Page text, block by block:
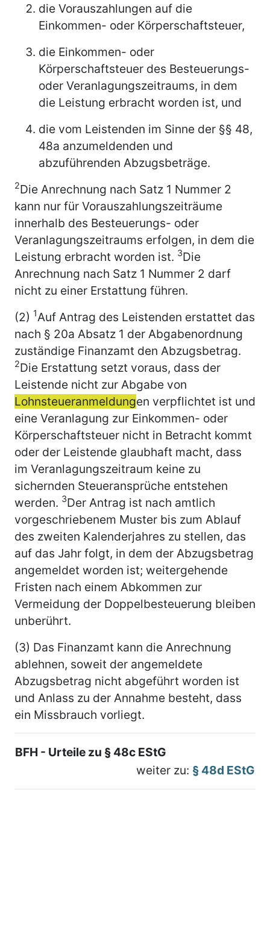
die Vorauszahlungen auf die
Einkommen- oder Körperschaftsteuer,
die Einkommen- oder
Körperschaftsteuer des Besteuerungs-
oder Veranlagungszeitraums, in dem
die Leistung erbracht worden ist, und
die vom Leistenden im Sinne der §§ 48,
48a anzumeldenden und
abzuführenden Abzugsbeträge.
2Die Anrechnung nach Satz 1 Nummer 2
kann nur für Vorauszahlungszeiträume
innerhalb des Besteuerungs- oder
Veranlagungszeitraums erfolgen, in dem die
Leistung erbracht worden ist. 3Die
Anrechnung nach Satz 1 Nummer 2 darf
nicht zu einer Erstattung führen.
(2) 1Auf Antrag des Leistenden erstattet das
nach § 20a Absatz 1 der Abgabenordnung
zuständige Finanzamt den Abzugsbetrag.
2Die Erstattung setzt voraus, dass der
Leistende nicht zur Abgabe von
Lohnsteueranmeldungen verpflichtet ist und
eine Veranlagung zur Einkommen- oder
Körperschaftsteuer nicht in Betracht kommt
oder der Leistende glaubhaft macht, dass
im Veranlagungszeitraum keine zu
sichernden Steueransprüche entstehen
werden. 3Der Antrag ist nach amtlich
vorgeschriebenem Muster bis zum Ablauf
des zweiten Kalenderjahres zu stellen, das
auf das Jahr folgt, in dem der Abzugsbetrag
angemeldet worden ist; weitergehende
Fristen nach einem Abkommen zur
Vermeidung der Doppelbesteuerung bleiben
unberührt.
(3) Das Finanzamt kann die Anrechnung
ablehnen, soweit der angemeldete
Abzugsbetrag nicht abgeführt worden ist
und Anlass zu der Annahme besteht, dass
ein Missbrauch vorliegt.
BFH - Urteile zu § 48c EStG
weiter zu: § 48d EStG